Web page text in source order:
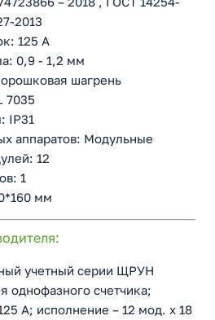
2013
125 А
0,9 - 1,2 мм
шагрень
7035
IP31
аппаратов: Модульные
12
1
мм
учетный серии ЩРУН
однофазного счетчика;
А; исполнение – 12 мод. х 18